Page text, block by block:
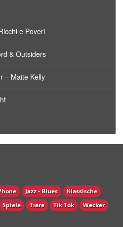
e Poveri
& Outsiders
– Maite Kelly
Jazz - Blues
Klassische
Spiele Tiere Tik Tok
Wecker